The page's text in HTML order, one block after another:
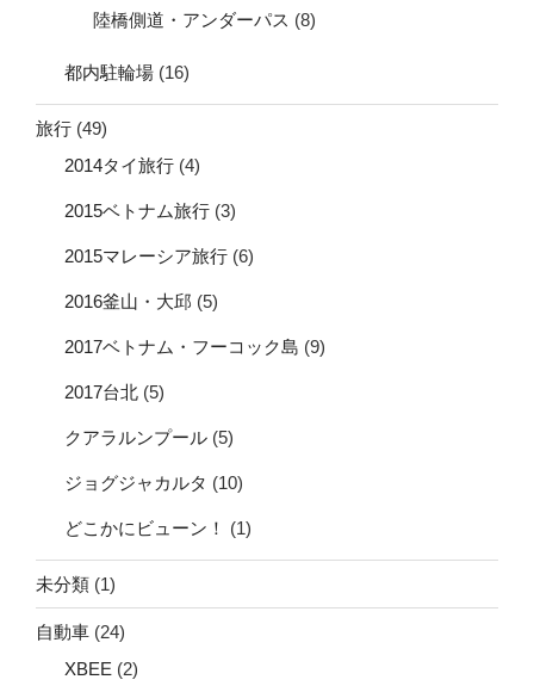
陸橋側道・アンダーパス (8)
都内駐輪場 (16)
旅行 (49)
2014タイ旅行 (4)
2015ベトナム旅行 (3)
2015マレーシア旅行 (6)
2016釜山・大邱 (5)
2017ベトナム・フーコック島 (9)
2017台北 (5)
クアラルンプール (5)
ジョグジャカルタ (10)
どこかにビューン！ (1)
未分類 (1)
自動車 (24)
XBEE (2)